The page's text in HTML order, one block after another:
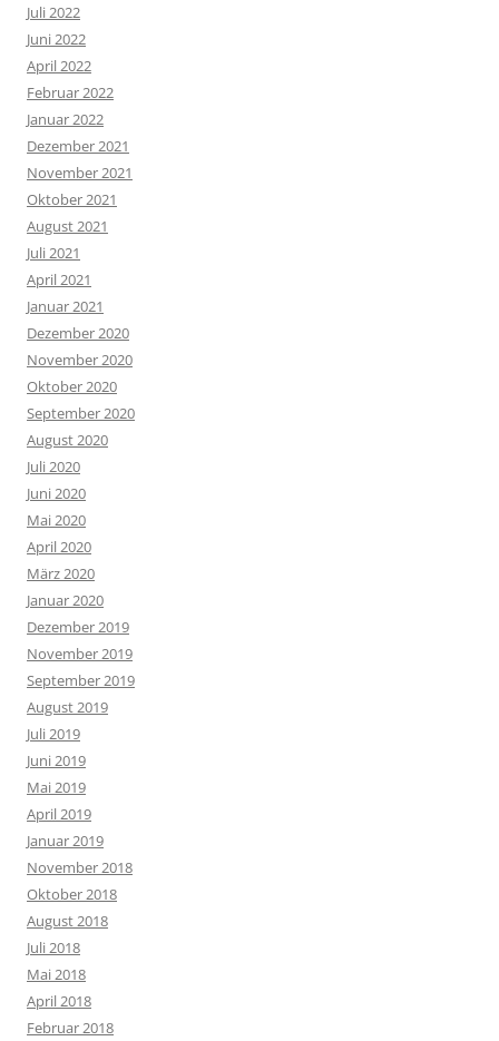
Juli 2022
Juni 2022
April 2022
Februar 2022
Januar 2022
Dezember 2021
November 2021
Oktober 2021
August 2021
Juli 2021
April 2021
Januar 2021
Dezember 2020
November 2020
Oktober 2020
September 2020
August 2020
Juli 2020
Juni 2020
Mai 2020
April 2020
März 2020
Januar 2020
Dezember 2019
November 2019
September 2019
August 2019
Juli 2019
Juni 2019
Mai 2019
April 2019
Januar 2019
November 2018
Oktober 2018
August 2018
Juli 2018
Mai 2018
April 2018
Februar 2018